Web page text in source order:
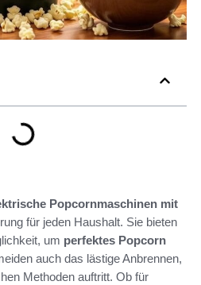
Popcornmaschinen mit
für jeden Haushalt. Sie bieten
um perfektes Popcorn
auch das lästige Anbrennen,
Methoden auftritt. Ob für